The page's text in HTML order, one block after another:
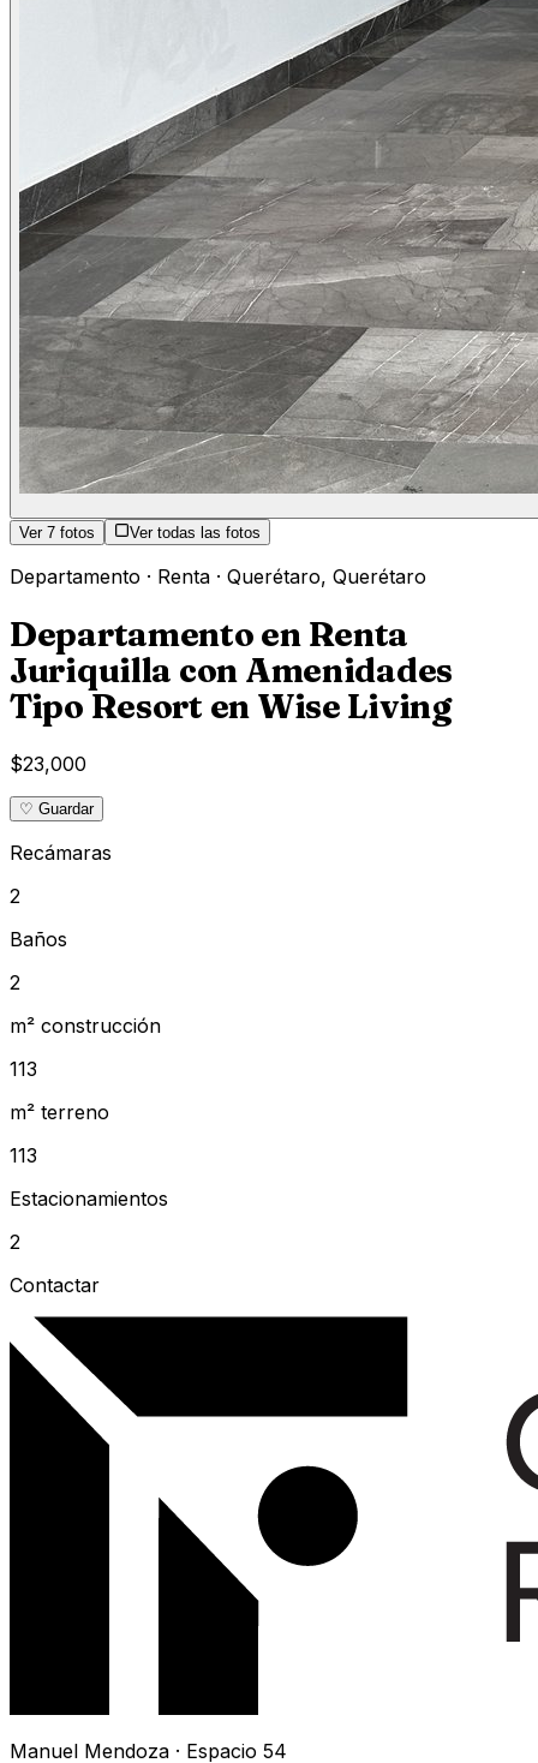
Ver 7 fotos Ver todas las fotos
Departamento · Renta · Querétaro, Querétaro
Departamento en Renta
Juriquilla con Amenidades
Tipo Resort en Wise Living
$23,000
♡ Guardar
Recámaras
2
Baños
2
m² construcción
113
m² terreno
113
Estacionamientos
2
Contactar
Manuel Mendoza · Espacio 54